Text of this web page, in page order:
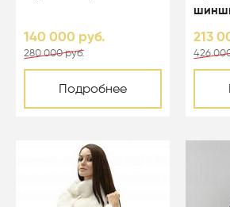
140 000 руб.
280 000 руб.
Подробнее
213
426